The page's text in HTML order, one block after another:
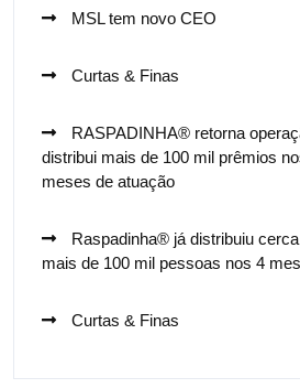
MSL tem novo CEO
Curtas & Finas
RASPADINHA® retorna
distribui mais de 100 mil prêmios
meses de atuação
Raspadinha® já distribuiu
mais de 100 mil pessoas nos 4
Curtas & Finas